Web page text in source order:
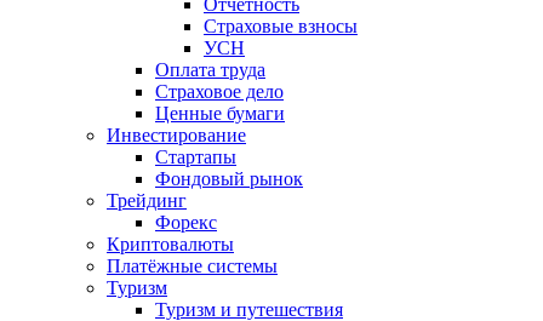
Отчётность
Страховые взносы
УСН
Оплата труда
Страховое дело
Ценные бумаги
Инвестирование
Стартапы
Фондовый рынок
Трейдинг
Форекс
Криптовалюты
Платёжные системы
Туризм
Туризм и путешествия